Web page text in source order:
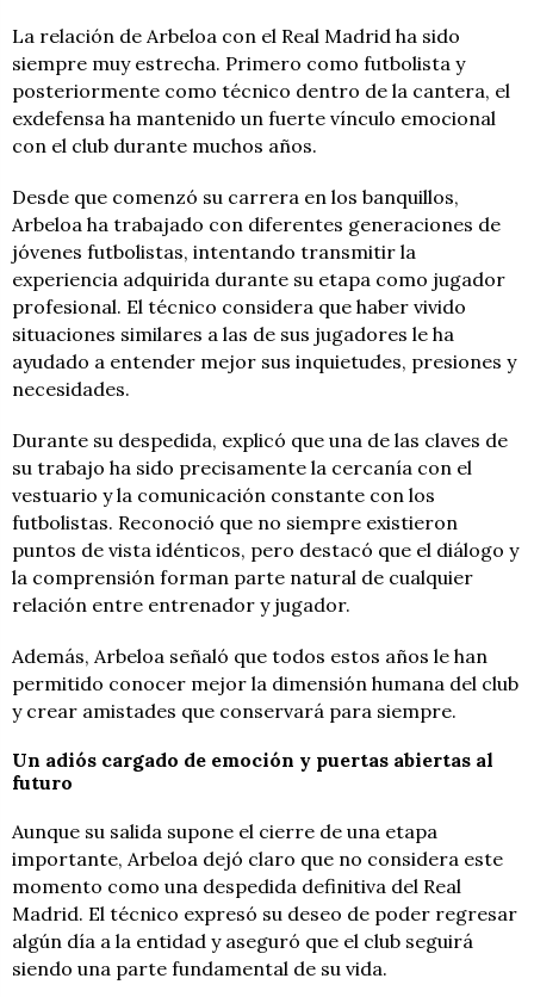
La relación de Arbeloa con el Real Madrid ha sido
siempre muy estrecha. Primero como futbolista y
posteriormente como técnico dentro de la cantera, el
exdefensa ha mantenido un fuerte vínculo emocional
con el club durante muchos años.
Desde que comenzó su carrera en los banquillos,
Arbeloa ha trabajado con diferentes generaciones de
jóvenes futbolistas, intentando transmitir la
experiencia adquirida durante su etapa como jugador
profesional. El técnico considera que haber vivido
situaciones similares a las de sus jugadores le ha
ayudado a entender mejor sus inquietudes, presiones y
necesidades.
Durante su despedida, explicó que una de las claves de
su trabajo ha sido precisamente la cercanía con el
vestuario y la comunicación constante con los
futbolistas. Reconoció que no siempre existieron
puntos de vista idénticos, pero destacó que el diálogo y
la comprensión forman parte natural de cualquier
relación entre entrenador y jugador.
Además, Arbeloa señaló que todos estos años le han
permitido conocer mejor la dimensión humana del club
y crear amistades que conservará para siempre.
Un adiós cargado de emoción y puertas abiertas al
futuro
Aunque su salida supone el cierre de una etapa
importante, Arbeloa dejó claro que no considera este
momento como una despedida definitiva del Real
Madrid. El técnico expresó su deseo de poder regresar
algún día a la entidad y aseguró que el club seguirá
siendo una parte fundamental de su vida.